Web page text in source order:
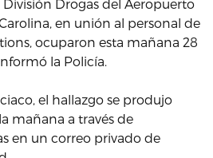
División Drogas del Aeropuerto
en unión al personal de
ocuparon esta mañana 28
la Policía.
el hallazgo se produjo
mañana a través de
en un correo privado de